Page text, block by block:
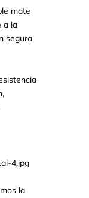
mate
a la
segura
la